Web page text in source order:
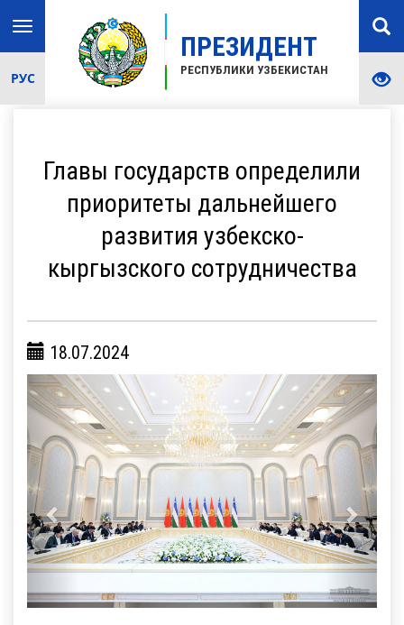
ПРЕЗИДЕНТ
РЕСПУБЛИКИ УЗБЕКИСТАН
Toggle
navigation
РУС
Главы государств определили
приоритеты дальнейшего
развития узбекско-
кыргызского сотрудничества
18.07.2024